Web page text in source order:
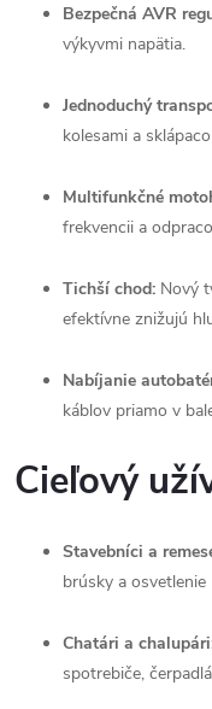
Bezpečná AVR
výkyvmi napätia.
Jednoduchý
kolesami a
Multifunkčné
frekvencii a
Tichší chod: Nový
efektívne znižujú
Nabíjanie
káblov priamo v
Cieľový
Stavebníci a
brúsky a
Chatári a
spotrebiče,